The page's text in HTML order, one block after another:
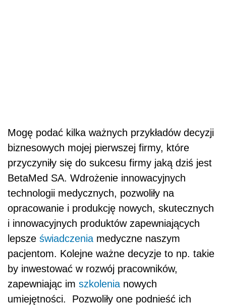
Mogę podać kilka ważnych przykładów decyzji
biznesowych mojej pierwszej firmy, które
przyczyniły się do sukcesu firmy jaką dziś jest
BetaMed SA. Wdrożenie innowacyjnych
technologii medycznych, pozwoliły na
opracowanie i produkcję nowych, skutecznych
i innowacyjnych produktów zapewniających
lepsze świadczenia medyczne naszym
pacjentom. Kolejne ważne decyzje to np. takie
by inwestować w rozwój pracowników,
zapewniając im szkolenia nowych
umiejętności.
Pozwoliły one podnieść ich